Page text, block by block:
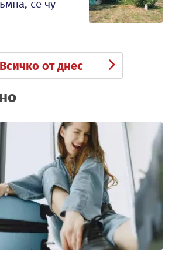
се чу
Всичко от днес